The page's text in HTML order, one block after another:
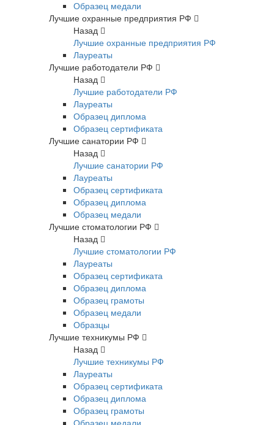
Образец медали
Лучшие охранные предприятия РФ
Назад
Лучшие охранные предприятия РФ
Лауреаты
Лучшие работодатели РФ
Назад
Лучшие работодатели РФ
Лауреаты
Образец диплома
Образец сертификата
Лучшие санатории РФ
Назад
Лучшие санатории РФ
Лауреаты
Образец сертификата
Образец диплома
Образец медали
Лучшие стоматологии РФ
Назад
Лучшие стоматологии РФ
Лауреаты
Образец сертификата
Образец диплома
Образец грамоты
Образец медали
Образцы
Лучшие техникумы РФ
Назад
Лучшие техникумы РФ
Лауреаты
Образец сертификата
Образец диплома
Образец грамоты